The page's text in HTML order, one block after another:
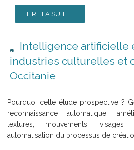
LIRE LA SUITE...
Intelligence artificielle
industries culturelles et
Occitanie
Pourquoi cette étude prospective ?
reconnaissance automatique,
textures, mouvements,
automatisation du processus de